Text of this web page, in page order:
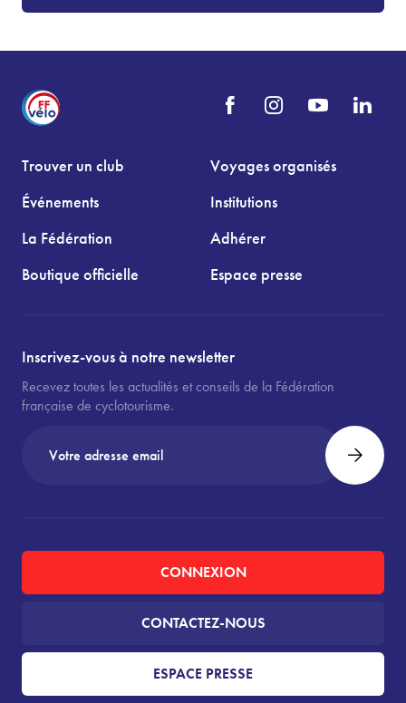
Trouver un club
Voyages organisés
Événements
Institutions
La Fédération
Adhérer
Boutique officielle
Espace presse
Inscrivez-vous à notre newsletter
Recevez toutes les actualités et conseils de la Fédération
française de cyclotourisme.
CONNEXION
CONTACTEZ-NOUS
ESPACE PRESSE